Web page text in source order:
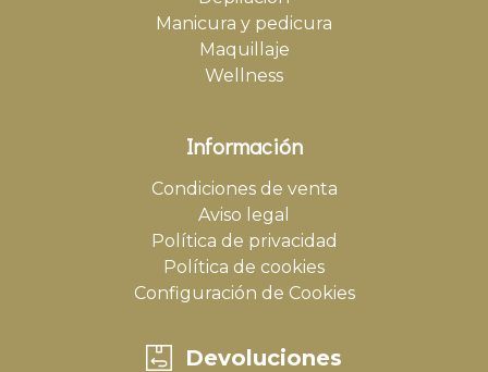
Manicura y pedicura
Maquillaje
Wellness
Información
Condiciones de venta
Aviso legal
Política de privacidad
Política de cookies
Configuración de Cookies
Devoluciones